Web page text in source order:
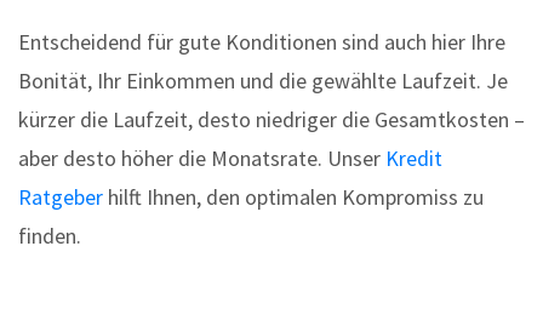
Entscheidend für gute Konditionen sind auch hier Ihre
Bonität, Ihr Einkommen und die gewählte Laufzeit. Je
kürzer die Laufzeit, desto niedriger die Gesamtkosten –
aber desto höher die Monatsrate. Unser Kredit
Ratgeber hilft Ihnen, den optimalen Kompromiss zu
finden.